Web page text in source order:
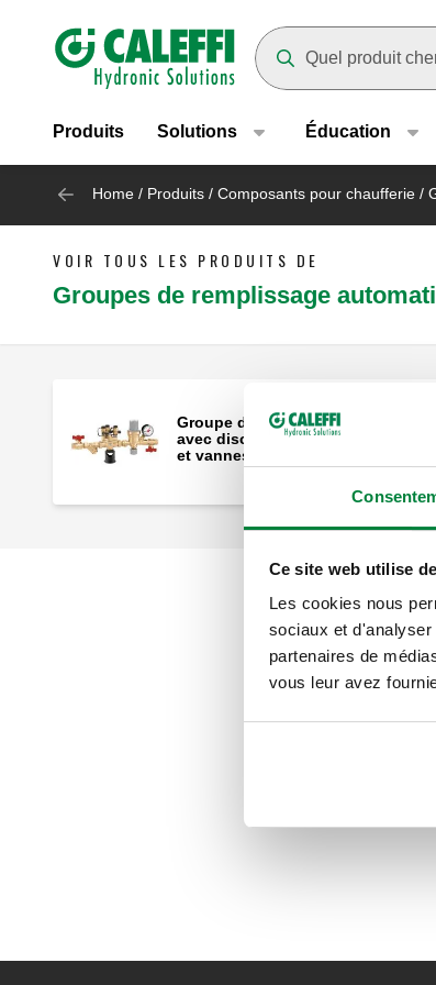
Ce site web utilise
Les cookies nous
sociaux et
partenaires de
vous leur avez
Header main navigation
Produits Solutions Éducation
Home / Produits / Composants pour chaufferie /
VOIR TOUS LES PRODUITS DE
Groupes de remplissage
Groupe de remplissage
avec disconnecteur type BA, filtre
et vannes d'arrêt.